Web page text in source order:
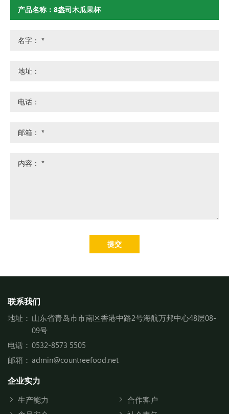
提交
联系我们
地址： 山东省青岛市市南区香港中路2号海航万邦中心48层08-
09号
电话： 0532-8573 5505
邮箱： admin@countreefood.net
企业实力
生产能力
合作客户